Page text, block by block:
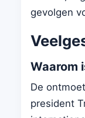
gevolgen
Waarom
De
president